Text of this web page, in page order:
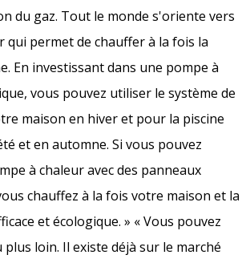
du gaz. Tout le monde s'oriente vers
qui permet de chauffer à la fois la
En investissant dans une pompe à
vous pouvez utiliser le système de
maison en hiver et pour la piscine
et en automne. Si vous pouvez
à chaleur avec des panneaux
chauffez à la fois votre maison et la
et écologique. » « Vous pouvez
loin. Il existe déjà sur le marché